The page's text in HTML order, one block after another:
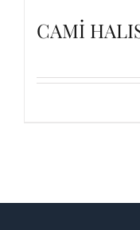
CAMİ